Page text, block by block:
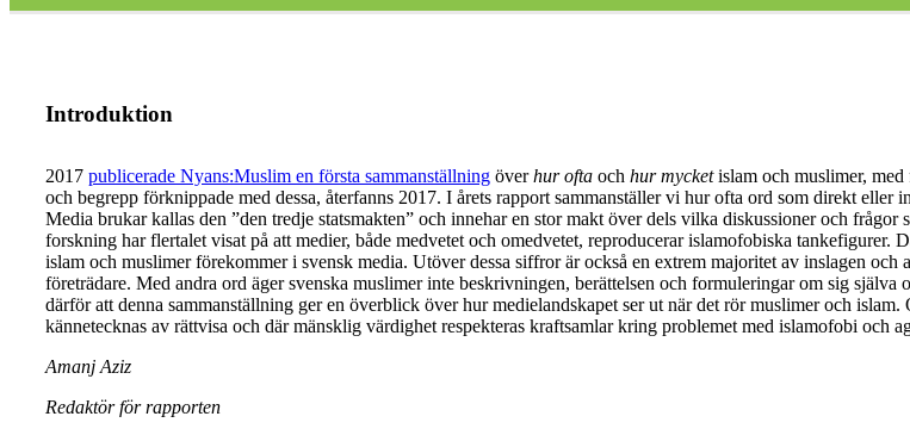
Introduktion
2017 publicerade Nyans:Muslim en första sammanställning överhur ofta och hur mycketislam och muslimer, med
och begrepp förknippade med dessa, återfanns 2017. I årets rapport sammanställer vi hur ofta ord som direkt
Media brukar kallas den ”den tredje statsmakten” och innehar en stor makt över dels vilka diskussioner och
forskning har flertalet visat på att medier, både medvetet och omedvetet, reproducerar islamofobiska
islam och muslimer förekommer i svensk media. Utöver dessa siffror är också en extrem majoritet av inslagen
företrädare. Med andra ord äger svenska muslimer inte beskrivningen, berättelsen och formuleringar om sig
därför att denna sammanställning ger en överblick över hur medielandskapet ser ut när det rör muslimer och
kännetecknas av rättvisa och där mänsklig värdighet respekteras kraftsamlar kring problemet med islamofobi och
Amanj Aziz
Redaktör för rapporten